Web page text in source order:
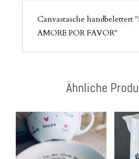
Canvastasche handbelettert
AMORE POR FAVOR"
Ähnliche